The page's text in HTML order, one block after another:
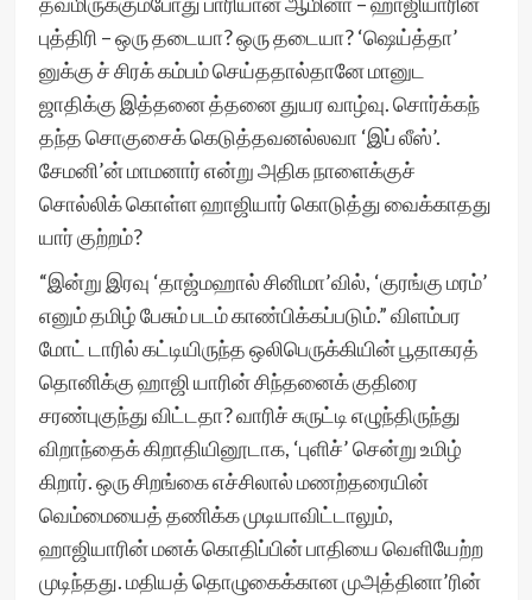
புத்திரி – ஒரு தடையா? ஒரு தடையா? ‘ஷெய்த்தா’
னுக்கு ச் சிரக் கம்பம் செய்ததால்தானே மானுட
ஜாதிக்கு இத்தனை த்தனை துயர வாழ்வு. சொர்க்கந்
தந்த சொகுசைக் கெடுத்தவனல்லவா ‘இப் லீஸ்’.
சேமனி’ன் மாமனார் என்று அதிக நாளைக்குச்
சொல்லிக் கொள்ள ஹாஜியார் கொடுத்து வைக்காதது
யார் குற்றம்?
“இன்று இரவு ‘தாஜ்மஹால் சினிமா’வில், ‘குரங்கு மரம்’
எனும் தமிழ் பேசும் படம் காண்பிக்கப்படும்.” விளம்பர
மோட் டாரில் கட்டியிருந்த ஒலிபெருக்கியின் பூதாகரத்
தொனிக்கு ஹாஜி யாரின் சிந்தனைக் குதிரை
சரண்புகுந்து விட்டதா? வாரிச் சுருட்டி எழுந்திருந்து
விறாந்தைக் கிறாதியினூடாக, ‘புளிச்’ சென்று உமிழ்
கிறார். ஒரு சிறங்கை எச்சிலால் மணற்தரையின்
வெம்மையைத் தணிக்க முடியாவிட்டாலும்,
ஹாஜியாரின் மனக் கொதிப்பின் பாதியை வெளியேற்ற
முடிந்தது. மதியத் தொழுகைக்கான முஅத்தினா’ரின்